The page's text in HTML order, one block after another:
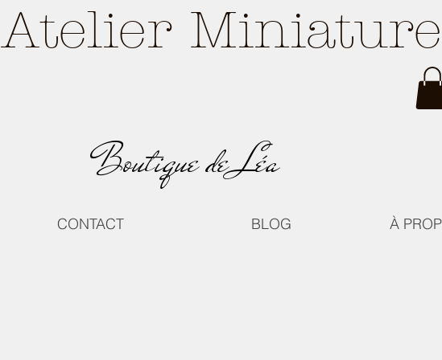
Atelier Miniature
Boutique de Léa
CONTACT BLOG À